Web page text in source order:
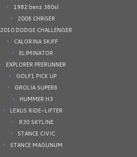
1982 benz 380sl
2006 CHRGER
2010 DODGE CHALLENGER
CALORINA SKIFF
ELIMINATOR
EXPLORER PRERUNNER
GOLF1 PICK UP
GROLIA SUPER6
HUMMER H3
LEXUS RIDE-LIFTER
R30 SKYLINE
STANCE CIVIC
STANCE MAGUNUM